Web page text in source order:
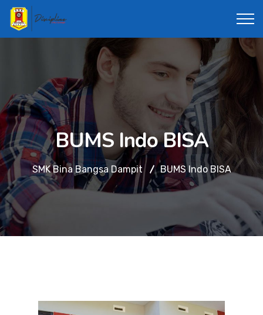
BUMS Indo BISA
SMK Bina Bangsa Dampit BUMS Indo BISA